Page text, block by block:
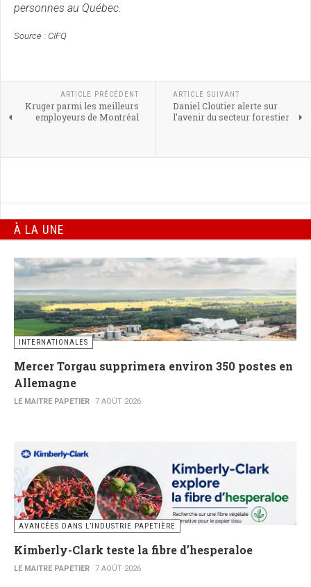
personnes au Québec.
Source : CIFQ
ARTICLE PRÉCÉDENT
Kruger parmi les meilleurs
employeurs de Montréal
ARTICLE SUIVANT
Daniel Cloutier alerte sur
l’avenir du secteur forestier
À LA UNE
INTERNATIONALES
Mercer Torgau supprimera environ 350 postes en
Allemagne
LE MAITRE PAPETIER 7 AOÛT 2026
AVANCÉES DANS L’INDUSTRIE PAPETIÈRE
Kimberly-Clark teste la fibre d’hesperaloe
LE MAITRE PAPETIER 7 AOÛT 2026